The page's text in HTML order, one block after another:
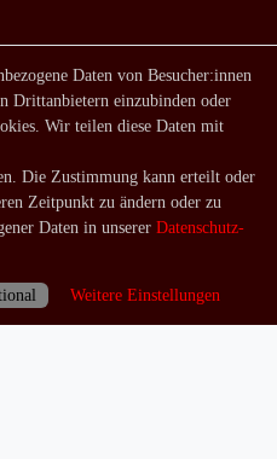
Daten von Besucher:innen
Drittanbietern einzubinden oder
Wir teilen diese Daten mit
Die Zustimmung kann erteilt oder
Zeitpunkt zu ändern oder zu
Daten in unserer Daten­schutz­
Weitere Einstellungen